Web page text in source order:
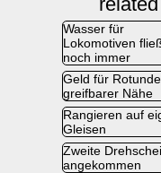
Wasser für
Lokomotiven
noch immer
Geld für
greifbarer Nähe
Rangieren auf
Gleisen
Zweite
angekommen